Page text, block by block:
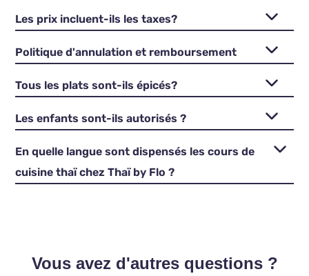
Les prix incluent-ils les taxes?
Politique d'annulation et remboursement
Tous les plats sont-ils épicés?
Les enfants sont-ils autorisés ?
En quelle langue sont dispensés les cours de
cuisine thaï chez Thaï by Flo ?
Vous avez d'autres questions ?